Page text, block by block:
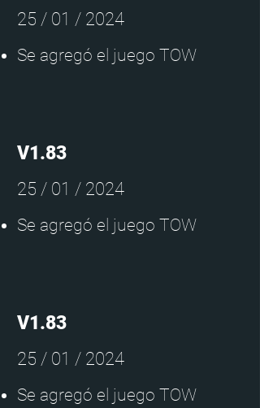
25 / 01 / 2024
Se agregó el juego TOW
V1.83
25 / 01 / 2024
Se agregó el juego TOW
V1.83
25 / 01 / 2024
Se agregó el juego TOW